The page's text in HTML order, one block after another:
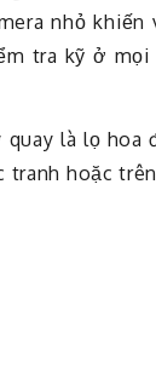
nhỏ
tra kỹ ở
là lọ hoa
hoặc